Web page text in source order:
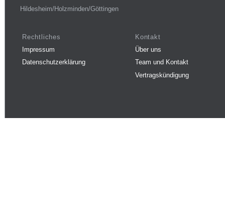
Hildesheim/Holzminden/Göttingen
Rechtliches
Impressum
Datenschutzerklärung
Kontakt
Über uns
Team und Kontakt
Vertragskündigung